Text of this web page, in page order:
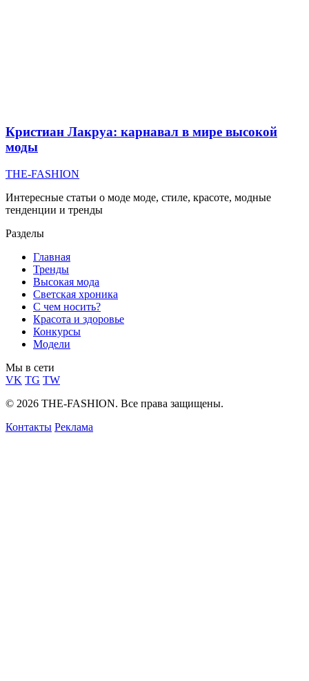
Кристиан Лакруа: карнавал в мире высокой
моды
THE-FASHION
Интересные статьи о моде моде, стиле, красоте, модные
тенденции и тренды
Разделы
Главная
Тренды
Высокая мода
Светская хроника
С чем носить?
Красота и здоровье
Конкурсы
Модели
Мы в сети
VK TG TW
© 2026 THE-FASHION. Все права защищены.
Контакты Реклама